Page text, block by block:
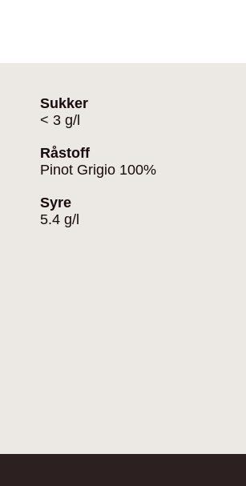
Sukker
< 3 g/l
Råstoff
Pinot Grigio 100%
Syre
5.4 g/l